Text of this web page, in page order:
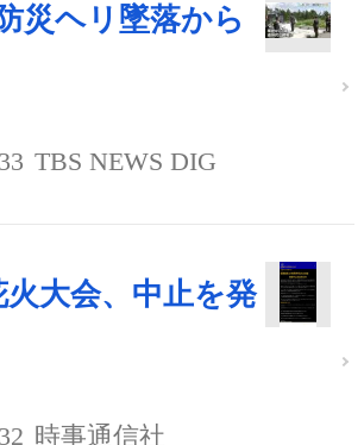
災ヘリ墜落から
TBS NEWS DIG
大会、中止を発
時事通信社